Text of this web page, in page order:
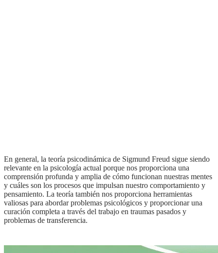
En general, la teoría psicodinámica de Sigmund Freud sigue siendo
relevante en la psicología actual porque nos proporciona una
comprensión profunda y amplia de cómo funcionan nuestras mentes
y cuáles son los procesos que impulsan nuestro comportamiento y
pensamiento. La teoría también nos proporciona herramientas
valiosas para abordar problemas psicológicos y proporcionar una
curación completa a través del trabajo en traumas pasados y
problemas de transferencia.